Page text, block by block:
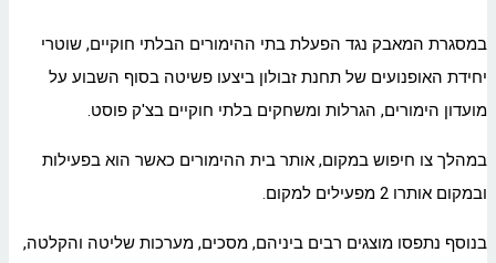
במסגרת המאבק נגד הפעלת בתי ההימורים הבלתי חוקיים, שוטרי
יחידת האופנועים של תחנת זבולון ביצעו פשיטה בסוף השבוע על
מועדון הימורים, הגרלות ומשחקים בלתי חוקיים בצ'ק פוסט.
במהלך צו חיפוש במקום, אותר בית ההימורים כאשר הוא בפעילות
ובמקום אותרו 2 מפעילים למקום.
בנוסף נתפסו מוצגים רבים ביניהם, מסכים, מערכות שליטה והקלטה,